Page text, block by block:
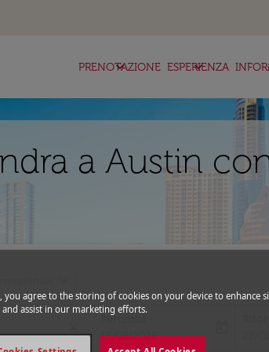
PRENOTAZIONE
keyboard_arrow_down ESPERIENZA
keyboard_arrow_down
a Austin
Partenza
fc-booking-departure-date-aria-
15/08/2026
fc-
you agree to the storing of cookies on your device to enhance
and assist in our marketing efforts.